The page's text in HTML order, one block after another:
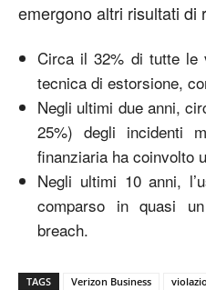
emergono altri risultati di
Circa il 32% di tutte le
tecnica di estorsione,
Negli ultimi due anni,
25%) degli incidenti
finanziaria ha coinvolto
Negli ultimi 10 anni,
comparso in quasi
breach.
TAGS Verizon Business